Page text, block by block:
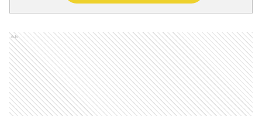
Ads